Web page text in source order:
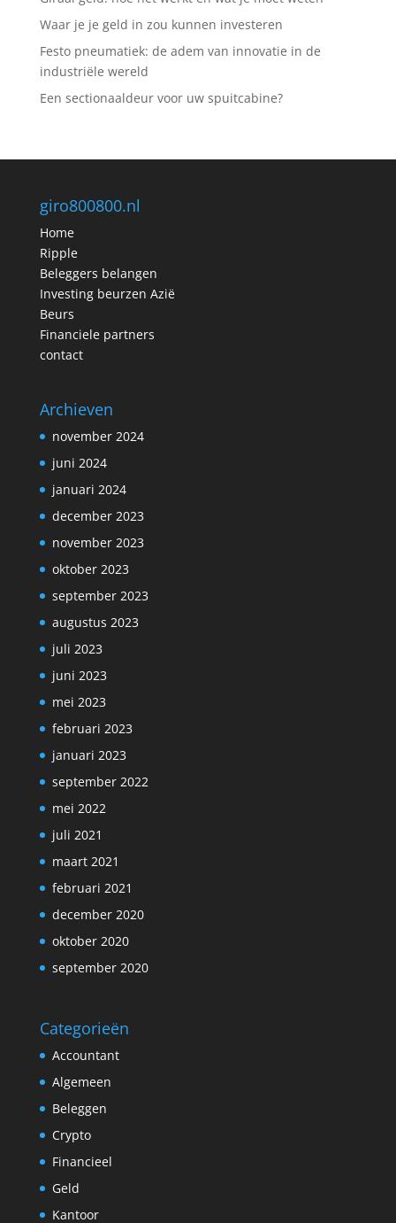
Waar je je geld in zou kunnen investeren
Festo pneumatiek: de adem van innovatie in de
industriële wereld
Een sectionaaldeur voor uw spuitcabine?
giro800800.nl
Home
Ripple
Beleggers belangen
Investing beurzen Azië
Beurs
Financiele partners
contact
Archieven
november 2024
juni 2024
januari 2024
december 2023
november 2023
oktober 2023
september 2023
augustus 2023
juli 2023
juni 2023
mei 2023
februari 2023
januari 2023
september 2022
mei 2022
juli 2021
maart 2021
februari 2021
december 2020
oktober 2020
september 2020
Categorieën
Accountant
Algemeen
Beleggen
Crypto
Financieel
Geld
Kantoor